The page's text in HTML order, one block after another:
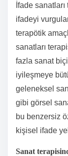
İfade
ifadeyi
terapötik
sanatları
fazla sanat
iyileşmeye
geleneksel
gibi görsel
bu benzersiz
kişisel ifade
Sanat